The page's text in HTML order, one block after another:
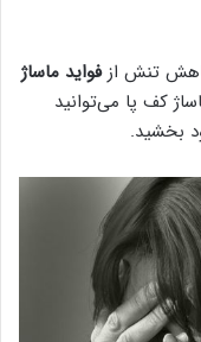
تنش ازفواید ماساژ
کف پا می‌توانید
بخشید.